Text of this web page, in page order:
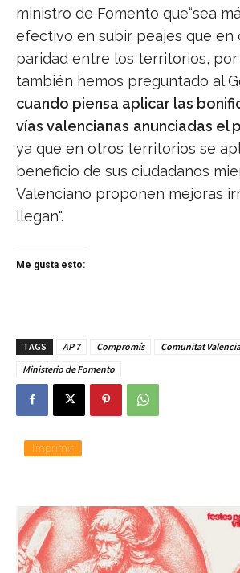
ministro de Fomento que“sea
efectivo en subir peajes que en
paridad entre los territorios, por
también hemos preguntado al
cuando piensa aplicar las
vías valencianas anunciadas el
ya que en otros territorios se
beneficio de sus ciudadanos
Valenciano proponen mejoras
llegan".
Me gusta esto:
TAGS AP 7 Compromís Comunitat
Ministerio de Fomento
Imprimir